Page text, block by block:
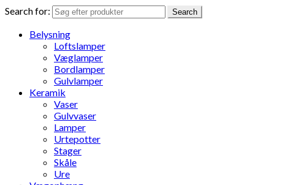
Search for: Search
Belysning
Loftslamper
Væglamper
Bordlamper
Gulvlamper
Keramik
Vaser
Gulvvaser
Lamper
Urtepotter
Stager
Skåle
Ure